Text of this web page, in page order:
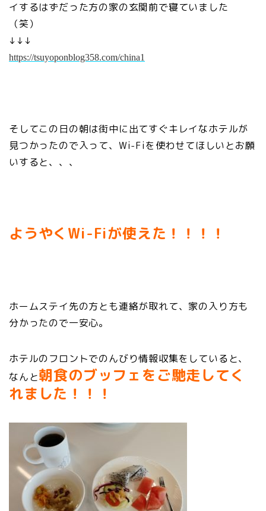
イするはずだった方の家の玄関前で寝ていました
（笑）
↓↓↓
https://tsuyoponblog358.com/china1
そしてこの日の朝は街中に出てすぐキレイなホテルが
見つかったので入って、Wi-Fiを使わせてほしいとお願
いすると、、、
ようやくWi-Fiが使えた！！！！
ホームステイ先の方とも連絡が取れて、家の入り方も
分かったので一安心。
ホテルのフロントでのんびり情報収集をしていると、
なんと朝食のブッフェをご馳走してく
れました！！！